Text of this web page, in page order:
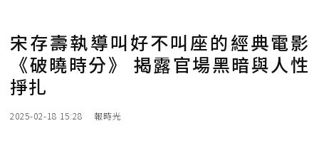
宋存壽執導叫好不叫座的經典電影
《破曉時分》 揭露官場黑暗與人性
掙扎
2025-02-18 15:28 報時光